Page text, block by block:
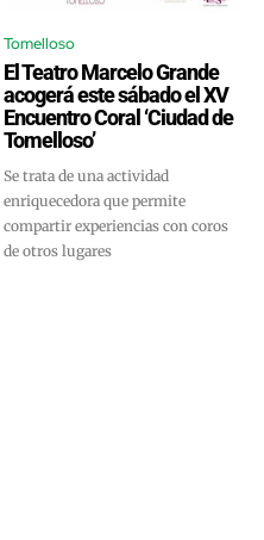
Tomelloso
El Teatro Marcelo Grande
acogerá este sábado el XV
Encuentro Coral ‘Ciudad de
Tomelloso’
Se trata de una actividad
enriquecedora que permite
compartir experiencias con coros
de otros lugares